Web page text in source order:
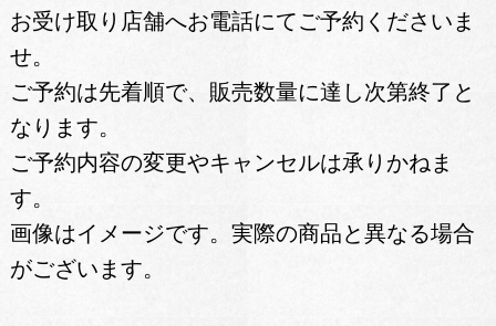
お受け取り店舗へお電話にてご予約くださいま
せ。
ご予約は先着順で、販売数量に達し次第終了と
なります。
ご予約内容の変更やキャンセルは承りかねま
す。
画像はイメージです。実際の商品と異なる場合
がございます。